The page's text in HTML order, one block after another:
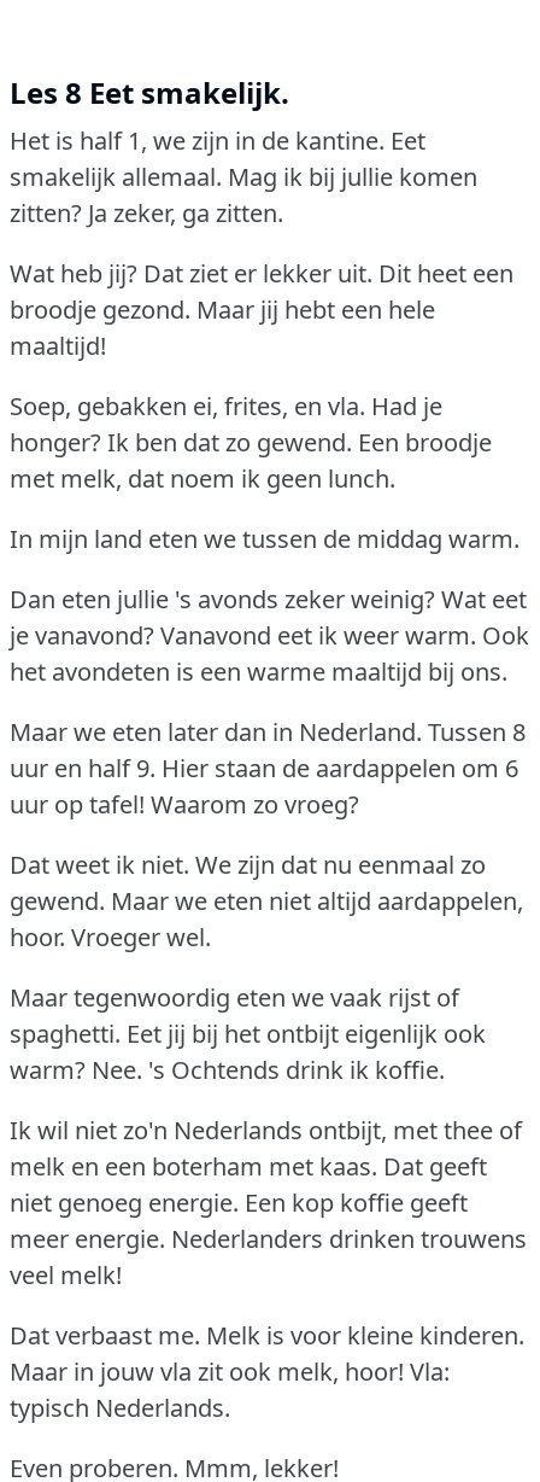
Les 8 Eet smakelijk.
Het is half 1, we zijn in de kantine. Eet
smakelijk allemaal. Mag ik bij jullie komen
zitten? Ja zeker, ga zitten.
Wat heb jij? Dat ziet er lekker uit. Dit heet een
broodje gezond. Maar jij hebt een hele
maaltijd!
Soep, gebakken ei, frites, en vla. Had je
honger?Ik ben dat zo gewend. Een broodje
met melk, dat noem ik geen lunch.
In mijn land eten we tussen de middag warm.
Dan eten jullie 's avonds zeker weinig?Wat eet
je vanavond?Vanavond eet ik weer warm. Ook
het avondeten is een warme maaltijd bij ons.
Maar we eten later dan in Nederland. Tussen 8
uur en half 9. Hier staan de aardappelen om 6
uur op tafel! Waarom zo vroeg?
Dat weet ik niet. We zijn dat nu eenmaal zo
gewend. Maar we eten niet altijd aardappelen,
hoor. Vroeger wel.
Maar tegenwoordig eten we vaak rijst of
spaghetti. Eet jij bij het ontbijt eigenlijk ook
warm? Nee. 's Ochtends drink ik koffie.
Ik wil niet zo'n Nederlands ontbijt, met thee of
melk en een boterham met kaas. Dat geeft
niet genoeg energie. Een kop koffie geeft
meer energie. Nederlanders drinken trouwens
veel melk!
Dat verbaast me. Melk is voor kleine kinderen.
Maar in jouw vla zit ook melk, hoor! Vla:
typisch Nederlands.
Even proberen. Mmm, lekker!